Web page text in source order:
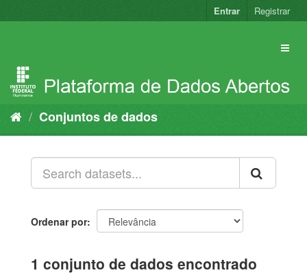
para
Entrar Registrar
Conjuntos de dados
Ordenar por
1 conjunto de dados encontrado